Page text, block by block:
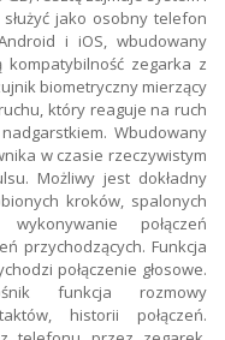
jako osobny telefon
i iOS, wbudowany
kompatybilność zegarka z
biometryczny mierzący
który reaguje na ruch
Wbudowany
w czasie rzeczywistym
Możliwy jest dokładny
kroków, spalonych
połączeń
przychodzących. Funkcja
połączenie głosowe.
funkcja rozmowy
historii połączeń.